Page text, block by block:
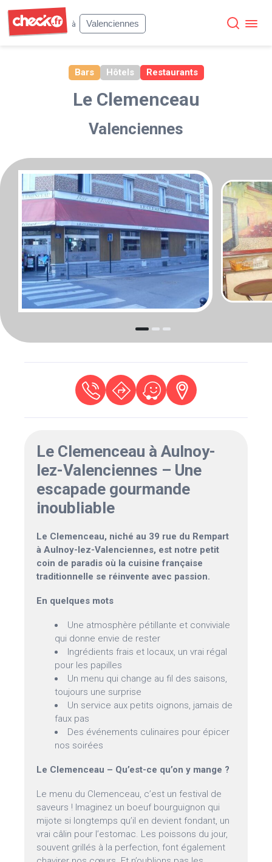
à
Valenciennes
Bars Hôtels Restaurants
Le Clemenceau
Valenciennes
Le Clemenceau à Aulnoy-
lez-Valenciennes – Une
escapade gourmande
inoubliable
Le Clemenceau, niché au 39 rue du Rempart
à Aulnoy-lez-Valenciennes, est notre petit
coin de paradis où la cuisine française
traditionnelle se réinvente avec passion.
En quelques mots
Une atmosphère pétillante et conviviale
qui donne envie de rester
Ingrédients frais et locaux, un vrai régal
pour les papilles
Un menu qui change au fil des saisons,
toujours une surprise
Un service aux petits oignons, jamais de
faux pas
Des événements culinaires pour épicer
nos soirées
Le Clemenceau – Qu’est-ce qu’on y mange ?
Le menu du Clemenceau, c’est un festival de
saveurs ! Imaginez un boeuf bourguignon qui
mijote si longtemps qu’il en devient fondant, un
vrai câlin pour l’estomac. Les poissons du jour,
souvent grillés à la perfection, font également